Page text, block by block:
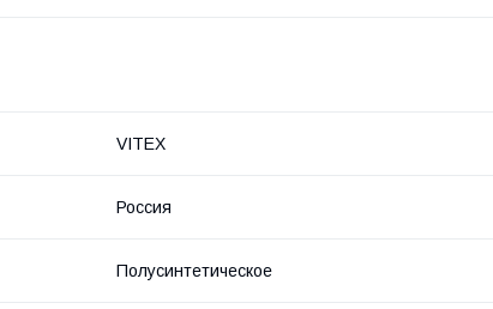
VITEX
Россия
Полусинтетическое